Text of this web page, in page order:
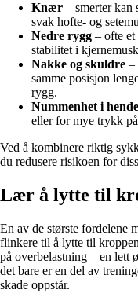
Knær – smerter kan
svak hofte- og
Nedre rygg – ofte et
stabilitet i
Nakke og skuldre –
samme posisjon
rygg.
Nummenhet i
eller for mye trykk
Ved å kombinere riktig
du redusere risikoen for
Lær å lytte til
En av de største fordelene
flinkere til å lytte til
på overbelastning – en lett
det bare er en del av
skade oppstår.